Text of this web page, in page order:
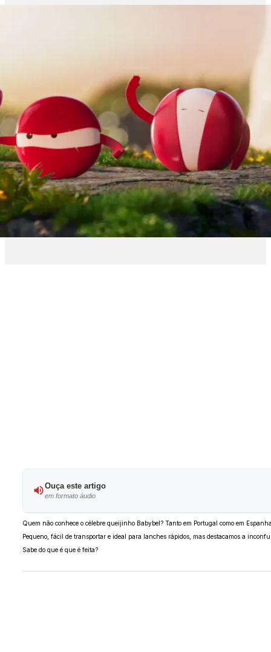
Ouça este artigo
em formato áudio
Quem não conhece o célebre queijinho Babybel? Tanto em Portugal como em
Pequeno, fácil de transportar e ideal para lanches rápidos, mas destacamos a
Sabe do que é que é feita?